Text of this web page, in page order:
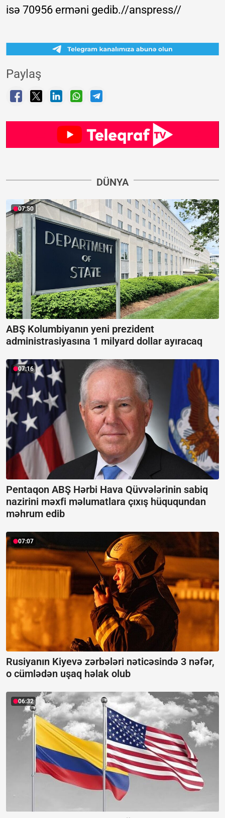
isə 70956 erməni gedib.//anspress//
Paylaş
DÜNYA
07:50
ABŞ Kolumbiyanın yeni prezident
administrasiyasına 1 milyard dollar ayıracaq
07:16
Pentaqon ABŞ Hərbi Hava Qüvvələrinin sabiq
nazirini məxfi məlumatlara çıxış hüququndan
məhrum edib
07:07
Rusiyanın Kiyevə zərbələri nəticəsində 3 nəfər,
o cümlədən uşaq həlak olub
06:32